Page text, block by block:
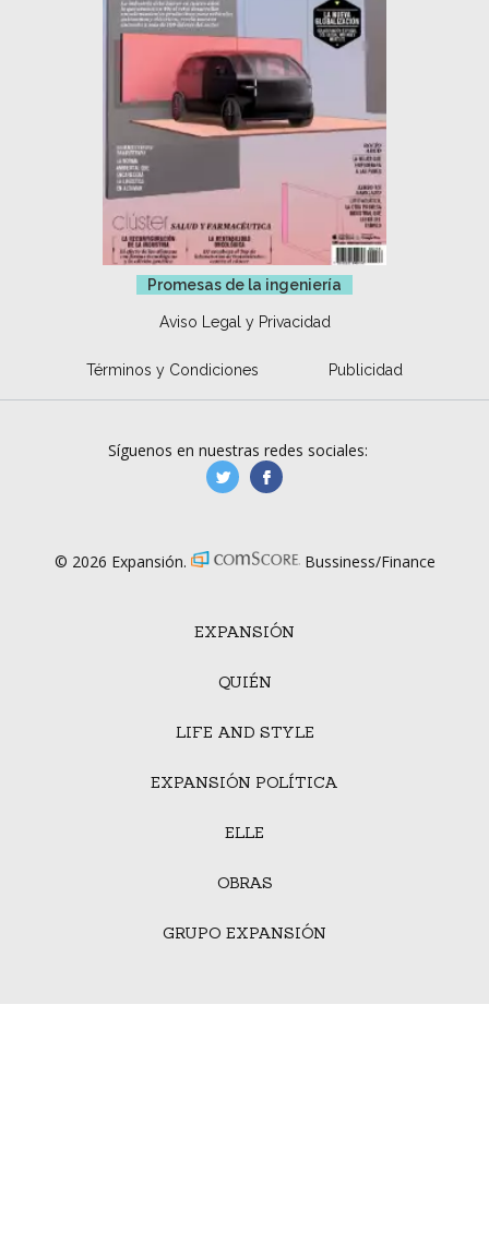
Promesas de la ingeniería
Aviso Legal y Privacidad
Términos y Condiciones Publicidad
EXPANSIÓN
QUIÉN
LIFE AND STYLE
EXPANSIÓN POLÍTICA
ELLE
OBRAS
GRUPO EXPANSIÓN
Síguenos en nuestras redes sociales:
manufacturaGE
© 2026 Expansión. Bussiness/Finance